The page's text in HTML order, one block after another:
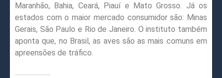
Maranhão, Bahia, Ceará, Piauí e Mato Grosso. Já os
estados com o maior mercado consumidor são: Minas
Gerais, São Paulo e Rio de Janeiro. O instituto também
aponta que, no Brasil, as aves são as mais comuns em
apreensões de tráfico.